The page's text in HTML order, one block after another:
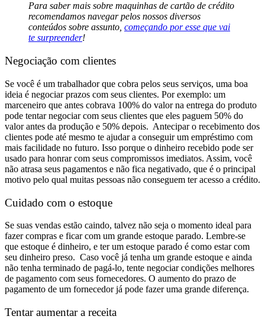
Para saber mais sobre maquinhas de cartão de crédito
recomendamos navegar pelos nossos diversos
conteúdos sobre assunto, começando por esse que vai
te surpreender!
Negociação com clientes
Se você é um trabalhador que cobra pelos seus serviços, uma boa
ideia é negociar prazos com seus clientes. Por exemplo: um
marceneiro que antes cobrava 100% do valor na entrega do produto
pode tentar negociar com seus clientes que eles paguem 50% do
valor antes da produção e 50% depois. Antecipar o recebimento dos
clientes pode até mesmo te ajudar a conseguir um empréstimo com
mais facilidade no futuro. Isso porque o dinheiro recebido pode ser
usado para honrar com seus compromissos imediatos. Assim, você
não atrasa seus pagamentos e não fica negativado, que é o principal
motivo pelo qual muitas pessoas não conseguem ter acesso a crédito.
Cuidado com o estoque
Se suas vendas estão caindo, talvez não seja o momento ideal para
fazer compras e ficar com um grande estoque parado. Lembre-se
que estoque é dinheiro, e ter um estoque parado é como estar com
seu dinheiro preso. Caso você já tenha um grande estoque e ainda
não tenha terminado de pagá-lo, tente negociar condições melhores
de pagamento com seus fornecedores. O aumento do prazo de
pagamento de um fornecedor já pode fazer uma grande diferença.
Tentar aumentar a receita